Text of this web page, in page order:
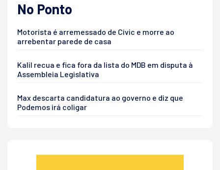
No Ponto
Motorista é arremessado de Civic e morre ao
arrebentar parede de casa
Kalil recua e fica fora da lista do MDB em disputa à
Assembleia Legislativa
Max descarta candidatura ao governo e diz que
Podemos irá coligar